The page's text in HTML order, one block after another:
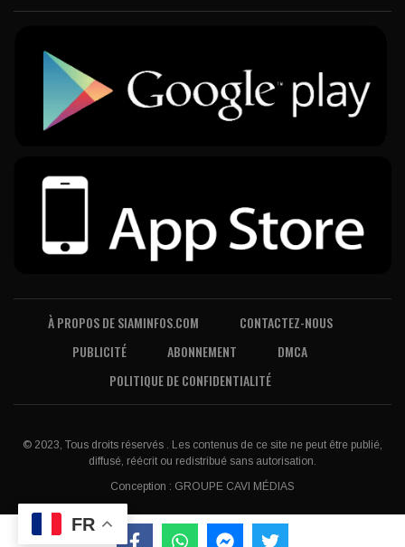
À PROPOS DE SIAMINFOS.COM
CONTACTEZ-NOUS
PUBLICITÉ
ABONNEMENT
DMCA
POLITIQUE DE CONFIDENTIALITÉ
© 2023, Tous droits réservés . Les contenus de ce site ne peut être publié,
diffusé, réécrit ou redistribué sans autorisation.
Conception : GROUPE CAVI MÉDIAS
FR